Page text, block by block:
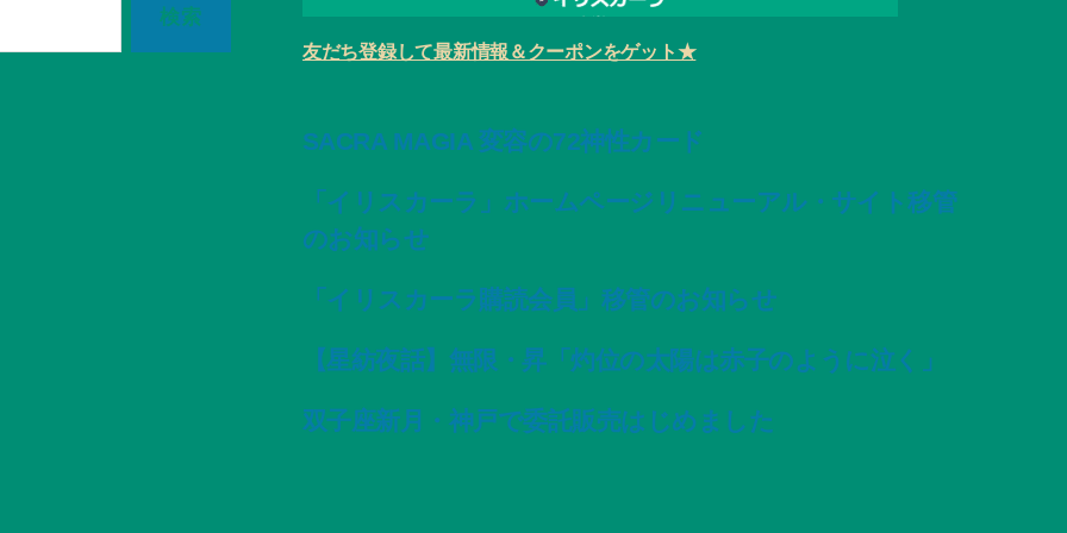
友だち登録して最新情報＆クーポンをゲット★
SACRA MAGIA 変容の72神性カード
「イリスカーラ」ホームページリニューアル・サイト移管
のお知らせ
「イリスカーラ購読会員」移管のお知らせ
【星紡夜話】無限・昇「灼位の太陽は赤子のように泣く」
双子座新月・神戸で委託販売はじめました